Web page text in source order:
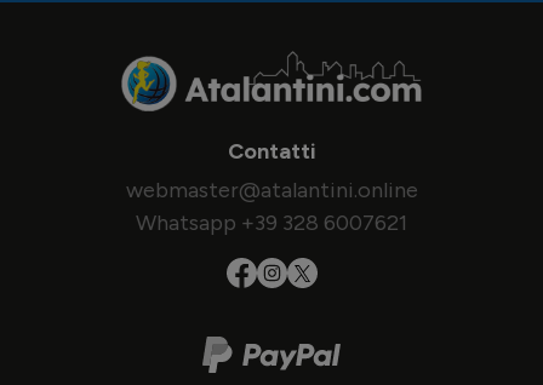
Contatti
webmaster@atalantini.online
Whatsapp +39 328 6007621